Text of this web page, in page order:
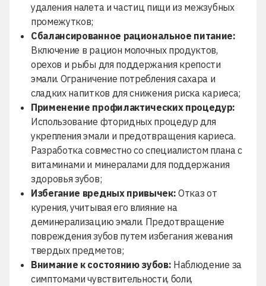
удаления налета и частиц пищи из межзубных
промежутков;
Сбалансированное рациональное питание:
Включение в рацион молочных продуктов,
орехов и рыбы для поддержания крепости
эмали. Ограничение потребления сахара и
сладких напитков для снижения риска кариеса;
Применение профилактических процедур:
Использование фторидных процедур для
укрепления эмали и предотвращения кариеса.
Разработка совместно со специалистом плана с
витаминами и минералами для поддержания
здоровья зубов;
Избегание вредных привычек: Отказ от
курения, учитывая его влияние на
деминерализацию эмали. Предотвращение
повреждения зубов путем избегания жевания
твердых предметов;
Внимание к состоянию зубов: Наблюдение за
симптомами чувствительности, боли,